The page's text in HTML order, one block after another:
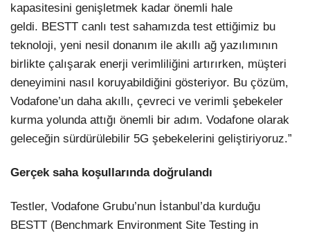
kapasitesini genişletmek kadar önemli hale
geldi. BESTT canlı test sahamızda test ettiğimiz bu
teknoloji, yeni nesil donanım ile akıllı ağ yazılımının
birlikte çalışarak enerji verimliliğini artırırken, müşteri
deneyimini nasıl koruyabildiğini gösteriyor. Bu çözüm,
Vodafone’un daha akıllı, çevreci ve verimli şebekeler
kurma yolunda attığı önemli bir adım. Vodafone olarak
geleceğin sürdürülebilir 5G şebekelerini geliştiriyoruz.”
Gerçek saha koşullarında doğrulandı
Testler, Vodafone Grubu’nun İstanbul’da kurduğu
BESTT (Benchmark Environment Site Testing in